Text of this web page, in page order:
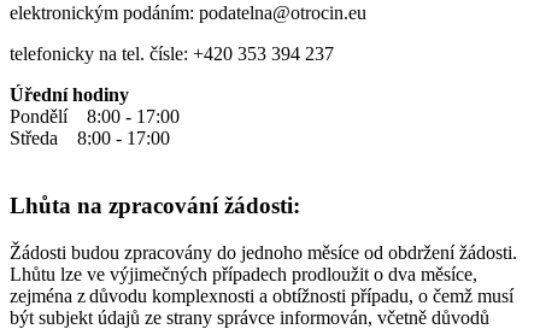
elektronickým podáním: podatelna@otrocin.eu
telefonicky na tel. čísle: +420 353 394 237
Úřední hodiny
Pondělí 8:00 - 17:00
Středa 8:00 - 17:00
Lhůta na zpracování žádosti:
Žádosti budou zpracovány do jednoho měsíce od obdržení žádosti.
Lhůtu lze ve výjimečných případech prodloužit o dva měsíce,
zejména z důvodu komplexnosti a obtížnosti případu, o čemž musí
být subjekt údajů ze strany správce informován, včetně důvodů